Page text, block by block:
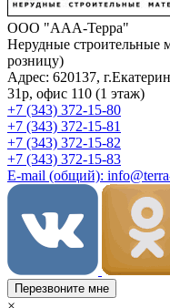
ООО "ААА-Терра"
Нерудные строительные
розницу)
Адрес: 620137,
31р, офис 110 (1 этаж)
+7 (343) 372-15-80
+7 (343) 372-15-81
+7 (343) 372-15-82
+7 (343) 372-15-83
E-mail (общий):
Перезвоните мне